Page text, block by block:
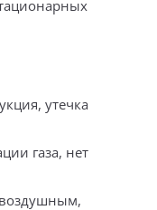
утечка
газа, нет